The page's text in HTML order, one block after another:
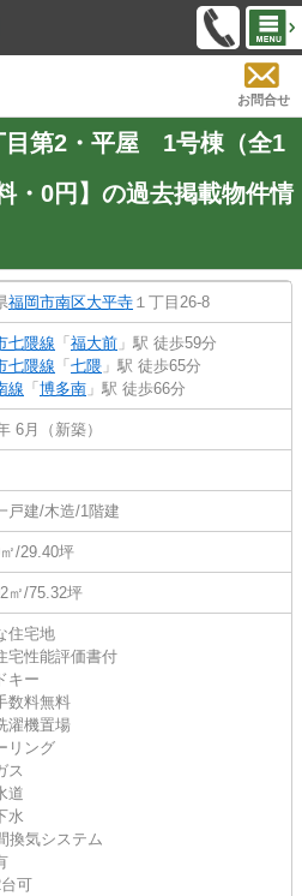
お問合せ
目第2・平屋 1号棟（全1
・0円】の過去掲載物件情
福岡市南区大平寺 １丁目26-8
七隈線 「 福大前 」駅 徒歩59分
七隈線 「 七隈 」駅 徒歩65分
線 「 博多南 」駅 徒歩66分
6月（新築）
戸建/木造/1階建
/29.40坪
㎡/75.32坪
住宅地
宅性能評価書付
キー
数料無料
濯機置場
リング
ス
道
水
換気システム
可